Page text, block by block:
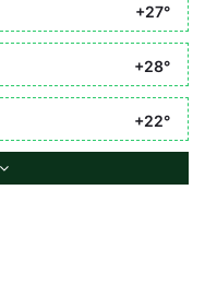
+27°
+28°
+22°